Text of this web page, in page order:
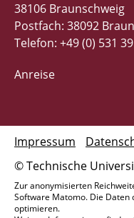
38106 Braunschweig
Postfach: 38092
Telefon: +49 (0) 531
Anreise
© Technische
Impressum
Zur anonymisierten
Software Matomo. Die Daten
optimieren.